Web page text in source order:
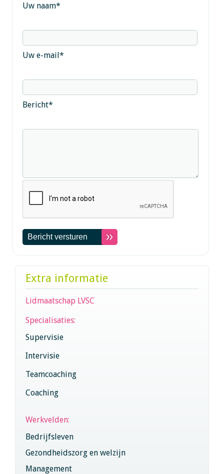
Uw naam*
Uw e-mail*
Bericht*
Extra informatie
Lidmaatschap LVSC
Specialisaties:
Supervisie
Intervisie
Teamcoaching
Coaching
Werkvelden:
Bedrijfsleven
Gezondheidszorg en welzijn
Management